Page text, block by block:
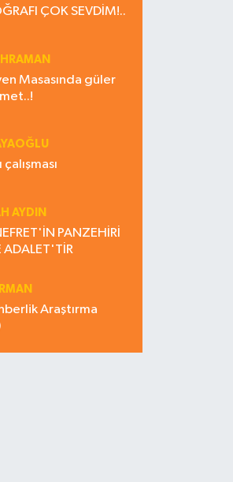
ÇOK SEVDİM!..
Masasında güler
çalışması
AYDIN
PANZEHİRİ
ADALET'TİR